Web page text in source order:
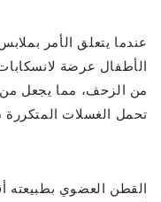
عندما يتعلق الأمر
الأطفال عرضة
من الزحف، مما يجعل من
تحمل الغسلات المتكررة
القطن العضوي بطبيعته